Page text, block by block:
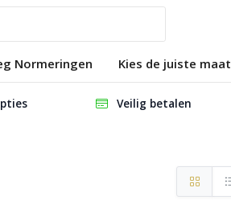
Normeringen Kies de juiste maat
Veilig betalen